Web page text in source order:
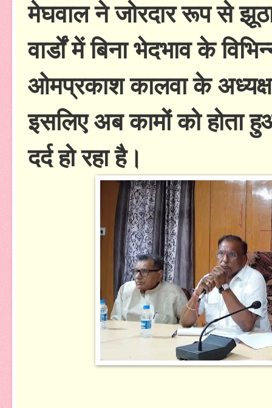
मेघवाल ने जोरदार रूप से
वार्डों में बिना भेदभाव के
ओमप्रकाश कालवा के अध्यक्ष
इसलिए अब कामों को होता
दर्द हो रहा है।